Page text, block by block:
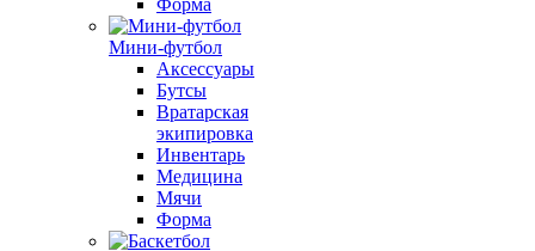
Форма
Мини-футбол
Аксессуары
Бутсы
Вратарская
экипировка
Инвентарь
Медицина
Мячи
Форма